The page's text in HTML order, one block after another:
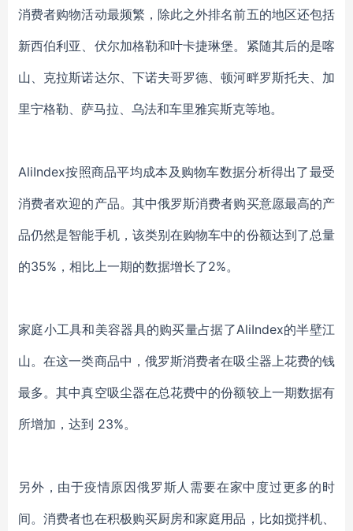
消费者购物活动最频繁 ， 除此之外排名前五的地区还包括
新西伯利亚、伏尔加格勒和叶卡捷琳堡。紧随其后的是喀
山、克拉斯诺达尔、下诺夫哥罗德、顿河畔罗斯托夫、加
里宁格勒、萨马拉、乌法和车里雅宾斯克等地。
AliIndex按照商品平均成本及购物车数据分析得出了最受
消费者欢迎的产品。 其中俄罗斯消费者购买意愿最高的产
品仍然是智能手机，该类别在购物车中的份额达到了总量
的35%，相比上一期的数据增长了2%。
家庭小工具和美容器具的购买量占据了AliIndex的半壁江
山。在这一类商品中，俄罗斯消费者在吸尘器上花费的钱
最多。其中真空吸尘器在总花费中的份额较上一期数据有
所增加，达到 23%。
另外，由于疫情原因俄罗斯人需要在家中度过更多的时
间。消费者也在积极购买厨房和家庭用品 ， 比如搅拌机、